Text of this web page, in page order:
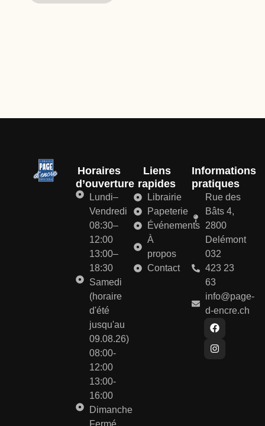
Horaires
d’ouverture
Lundi–
Vendredi
08:30–
12:00
13:00–
18:30
Samedi
(horaire
d'été
jusqu'au
09.08.26)
08:00-
12:00
13:00-
16:00
Dimanche
Fermé
Liens
rapides
Librairie
Papeterie
Événements
À
propos
Contact
Informations
pratiques
Rue des
Bâts 4,
2800
Delémont
032
423 23
63
info@page-
d-encre.ch